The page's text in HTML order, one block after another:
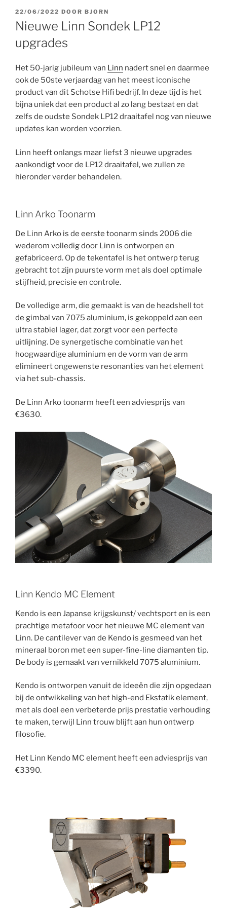
GEPLAATST
OP
22/06/2022 DOOR BJORN
Nieuwe Linn Sondek LP12
upgrades
Het 50-jarig jubileum van Linn nadert snel en daarmee
ook de 50ste verjaardag van het meest iconische
product van dit Schotse Hifi bedrijf. In deze tijd is het
bijna uniek dat een product al zo lang bestaat en dat
zelfs de oudste Sondek LP12 draaitafel nog van nieuwe
updates kan worden voorzien.
Linn heeft onlangs maar liefst 3 nieuwe upgrades
aankondigt voor de LP12 draaitafel, we zullen ze
hieronder verder behandelen.
Linn Arko Toonarm
De Linn Arko is de eerste toonarm sinds 2006 die
wederom volledig door Linn is ontworpen en
gefabriceerd. Op de tekentafel is het ontwerp terug
gebracht tot zijn puurste vorm met als doel optimale
stijfheid, precisie en controle.
De volledige arm, die gemaakt is van de headshell tot
de gimbal van 7075 aluminium, is gekoppeld aan een
ultra stabiel lager, dat zorgt voor een perfecte
uitlijning. De synergetische combinatie van het
hoogwaardige aluminium en de vorm van de arm
elimineert ongewenste resonanties van het element
via het sub-chassis.
De Linn Arko toonarm heeft een adviesprijs van
€3630.
Linn Kendo MC Element
Kendo is een Japanse krijgskunst/ vechtsport en is een
prachtige metafoor voor het nieuwe MC element van
Linn. De cantilever van de Kendo is gesmeed van het
mineraal boron met een super-fine-line diamanten tip.
De body is gemaakt van vernikkeld 7075 aluminium.
Kendo is ontworpen vanuit de ideeën die zijn opgedaan
bij de ontwikkeling van het high-end Ekstatik element,
met als doel een verbeterde prijs prestatie verhouding
te maken, terwijl Linn trouw blijft aan hun ontwerp
filosofie.
Het Linn Kendo MC element heeft een adviesprijs van
€3390.